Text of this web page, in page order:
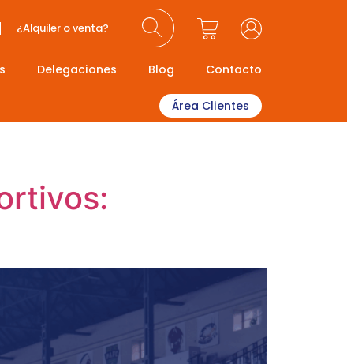
¿Alquiler o venta?
Delegaciones Blog Contacto
Área Clientes